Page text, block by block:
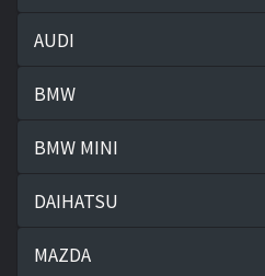
AUDI
BMW
BMW MINI
DAIHATSU
MAZDA